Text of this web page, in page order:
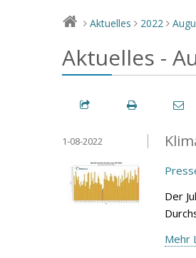
> Aktuelles > 2022 >
Aktuelles -
1-08-2022
Der
Mehr